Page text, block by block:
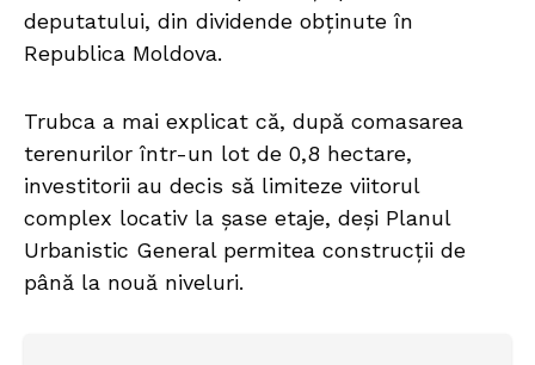
deputatului, din dividende obținute în
Republica Moldova.
Trubca a mai explicat că, după comasarea
terenurilor într-un lot de 0,8 hectare,
investitorii au decis să limiteze viitorul
complex locativ la șase etaje, deși Planul
Urbanistic General permitea construcții de
până la nouă niveluri.